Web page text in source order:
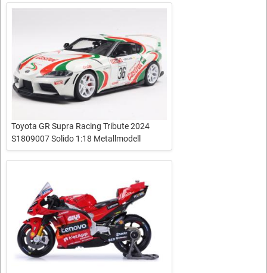
Toyota GR Supra Racing Tribute 2024
S1809007 Solido 1:18 Metallmodell